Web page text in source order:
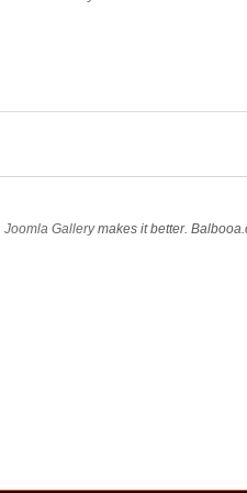
Joomla Gallerymakes it better.